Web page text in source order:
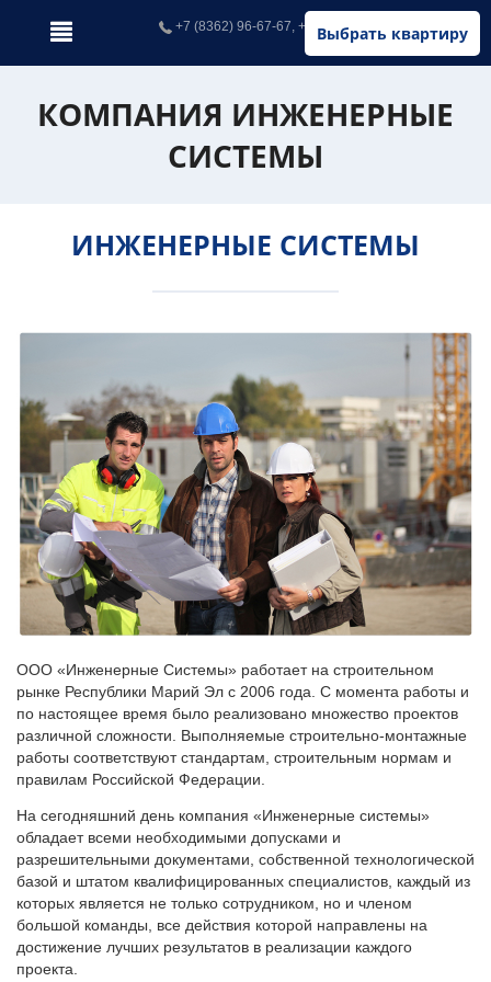
Выбрать квартиру
+7 (8362) 96-67-67, +7 (902) 326-67-67
КОМПАНИЯ ИНЖЕНЕРНЫЕ
СИСТЕМЫ
ИНЖЕНЕРНЫЕ СИСТЕМЫ
ООО «Инженерные Системы» работает на строительном
рынке Республики Марий Эл с 2006 года. С момента работы и
по настоящее время было реализовано множество проектов
различной сложности. Выполняемые строительно-монтажные
работы соответствуют стандартам, строительным нормам и
правилам Российской Федерации.
На сегодняшний день компания «Инженерные системы»
обладает всеми необходимыми допусками и
разрешительными документами, собственной технологической
базой и штатом квалифицированных специалистов, каждый из
которых является не только сотрудником, но и членом
большой команды, все действия которой направлены на
достижение лучших результатов в реализации каждого
проекта.